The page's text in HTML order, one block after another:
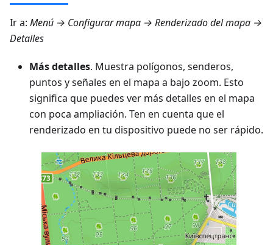
Ir a: Menú → Configurar mapa → Renderizado del mapa →
Detalles
Más detalles. Muestra polígonos, senderos,
puntos y señales en el mapa a bajo zoom. Esto
significa que puedes ver más detalles en el mapa
con poca ampliación. Ten en cuenta que el
renderizado en tu dispositivo puede no ser rápido.